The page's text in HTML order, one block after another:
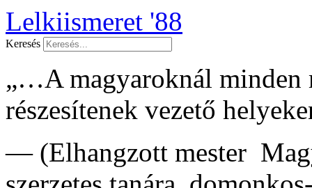
Lelkiismeret '88
Keresés
„…A magyaroknál minden
részesítenek vezető
— (Elhangzott mester